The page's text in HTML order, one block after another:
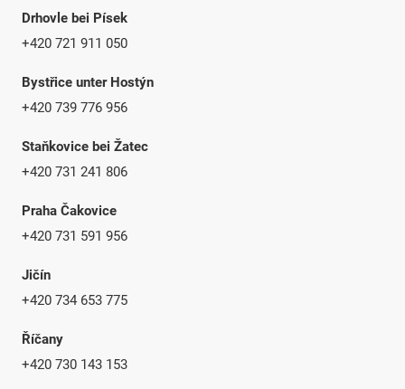
Drhovle bei Písek
+420 721 911 050
Bystřice unter Hostýn
+420 739 776 956
Staňkovice bei Žatec
+420 731 241 806
Praha Čakovice
+420 731 591 956
Jičín
+420 734 653 775
Říčany
+420 730 143 153